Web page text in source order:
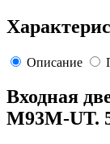
Описание
Входная
M93M-UT.